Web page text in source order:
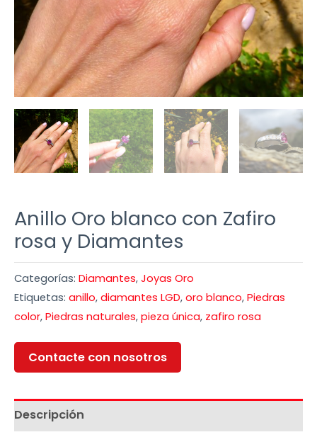
Anillo Oro blanco con Zafiro
rosa y Diamantes
Categorías: Diamantes,Joyas Oro
Etiquetas: anillo,diamantes LGD,oro blanco,Piedras
color,Piedras naturales,pieza única, zafiro rosa
Contacte con nosotros
Descripción